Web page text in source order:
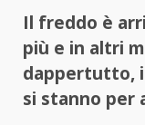
Il freddo è
più e in altri
dappertutto,
si stanno per